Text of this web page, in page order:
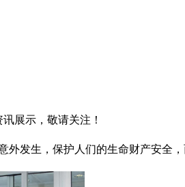
展示，敬请关注！
发生，保护人们的生命财产安全